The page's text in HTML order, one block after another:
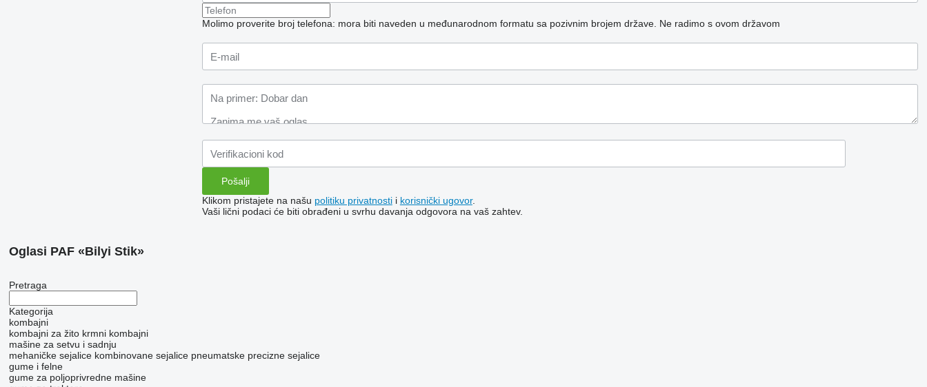
Molimo proverite broj telefona: mora biti naveden u međunarodnom formatu sa pozivnim brojem države. Ne radimo s ovom državom
Klikom pristajete na našu politiku privatnostii korisnički ugovor.
Vaši lični podaci će biti obrađeni u svrhu davanja odgovora na vaš zahtev.
Oglasi PAF «Bilyi Stik»
Pretraga
Kategorija
kombajni
kombajni za žito krmni kombajni
mašinе za setvu i sadnju
mehaničke sejalice kombinovane sejalice pneumatske precizne sejalice
gume i felne
gume za poljoprivredne mašine